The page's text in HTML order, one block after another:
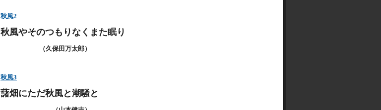
秋風2
秋風やそのつもりなくまた眠り
（久保田万太郎）
秋風3
藷畑にただ秋風と潮騒と